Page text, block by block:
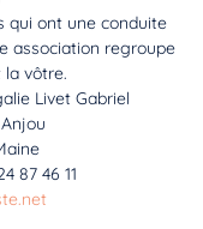
qui ont une conduite
association regroupe
vôtre.
Livet Gabriel
87 46 11